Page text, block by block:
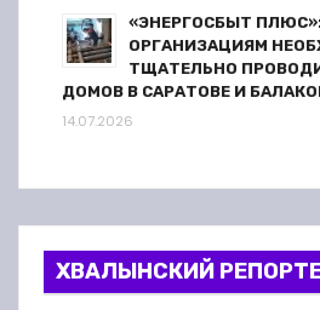
«ЭНЕРГОСБЫТ
ОРГАНИЗАЦИЯМ
ТЩАТЕЛЬНО
ДОМОВ В САРАТОВЕ И
14.07.2026
ХВАЛЫНСКИЙ